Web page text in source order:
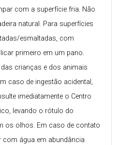
com a superfície fria. Não
natural. Para superfícies
esmaltadas, com
primeiro em um pano.
crianças e dos animais
caso de ingestão acidental,
imediatamente o Centro
levando o rótulo do
os olhos. Em caso de contato
água em abundância